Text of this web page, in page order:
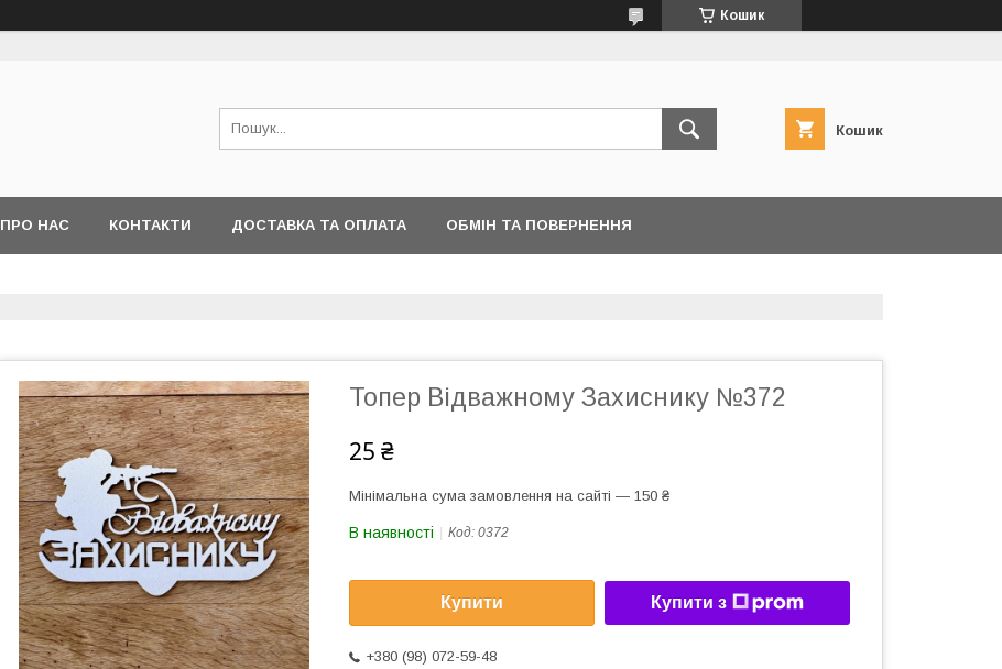
Кошик
Кошик
ПРО НАС КОНТАКТИ ДОСТАВКА ТА ОПЛАТА ОБМІН ТА ПОВЕРНЕННЯ
Топер Відважному Захиснику №372
25 ₴
Мінімальна сума замовлення на сайті — 150 ₴
В наявності Код: 0372
Купити Купити з
+380 (98) 072-59-48